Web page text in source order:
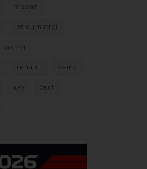
nissan
pneumatici
prezzi
renault sainz
sky test